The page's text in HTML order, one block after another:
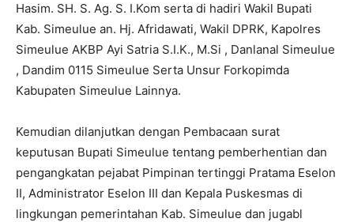
Hasim. SH. S. Ag. S. I.Kom serta di hadiri Wakil Bupati
Kab. Simeulue an. Hj. Afridawati, Wakil DPRK, Kapolres
Simeulue AKBP Ayi Satria S.I.K., M.Si , Danlanal Simeulue
, Dandim 0115 Simeulue Serta Unsur Forkopimda
Kabupaten Simeulue Lainnya.
Kemudian dilanjutkan dengan Pembacaan surat
keputusan Bupati Simeulue tentang pemberhentian dan
pengangkatan pejabat Pimpinan tertinggi Pratama Eselon
II, Administrator Eselon III dan Kepala Puskesmas di
lingkungan pemerintahan Kab. Simeulue dan jugabl